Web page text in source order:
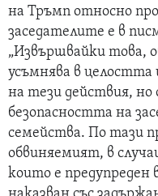
на Тръмп относно
заседателите е в
„Извършвайки това,
усъмнява в
на тези действия, но
безопасността на
семейства. По тази
обвиняемият, в
които е предупреден